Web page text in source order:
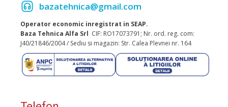
bazatehnica@gmail.com
Operator economic inregistrat in SEAP.
Baza Tehnica Alfa Srl CIF: RO17073791; Nr. ord. reg. com:
J40/21846/2004 / Sediu si magazin: Str. Calea Plevnei nr. 164